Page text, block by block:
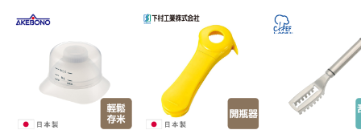
LINE Pay
Apple Pay
悠遊付